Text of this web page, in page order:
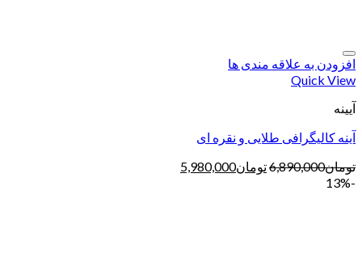
افزودن به علاقه مندی ها
Quick View
آیینه
آینه کالیگرافی طلایی و نقره ای
تومان6,890,000تومان5,980,000
-13%